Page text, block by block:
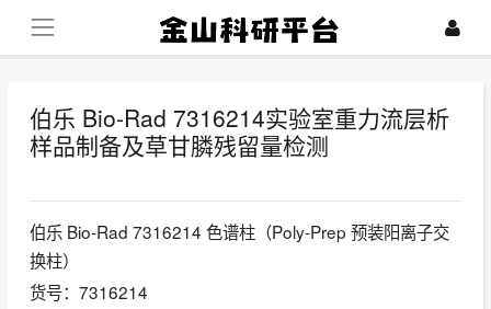
伯乐 Bio‑Rad 7316214实验室重力流层析
样品制备及草甘膦残留量检测
伯乐 Bio‑Rad 7316214 色谱柱（Poly‑Prep 预装阳离子交
换柱）
货号：7316214